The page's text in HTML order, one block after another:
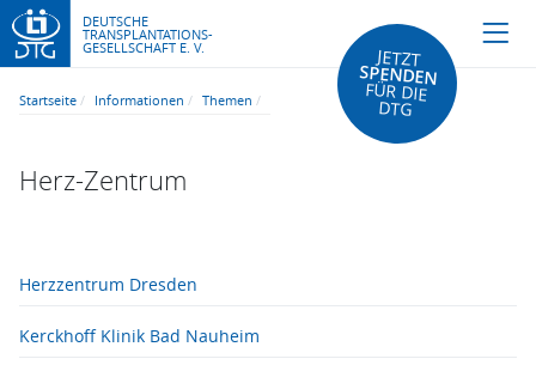
DEUTSCHE
TRANSPLANTATIONS-
GESELLSCHAFT E. V. JETZT
SPENDEN
FÜR DIE
DTG
Startseite Informationen Themen
Herz-Zentrum
Herzzentrum Dresden
Kerckhoff Klinik Bad Nauheim